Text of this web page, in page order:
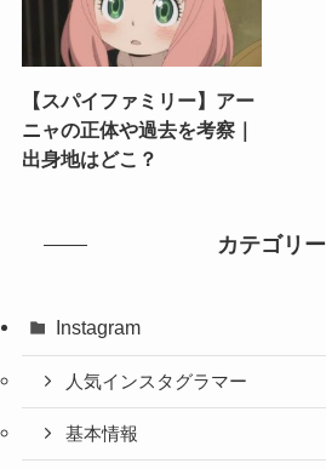
【スパイファミリー】アー
ニャの正体や過去を考察｜
出身地はどこ？
カテゴリー
Instagram
人気インスタグラマー
基本情報